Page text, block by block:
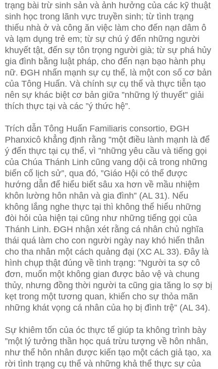
trạng bài trừ sinh sản và ảnh hưởng của các kỹ thuật
sinh học trong lãnh vực truyền sinh; từ tình trạng
thiếu nhà ở và công ăn việc làm cho đến nạn dâm ô
và lạm dụng trẻ em; từ sự chú ý đến những người
khuyết tật, đến sự tôn trọng người già; từ sự phá hủy
gia đình bằng luật pháp, cho đến nạn bạo hành phụ
nữ. ĐGH nhấn mạnh sự cụ thể, là một con số cơ bản
của Tông Huấn. Và chính sự cụ thể và thực tiễn tạo
nên sự khác biệt cơ bản giữa ”những lý thuyết” giải
thích thực tại và các ”ý thức hệ”.
Trích dẫn Tông Huấn Familiaris consortio, ĐGH
Phanxicô khẳng định rằng ”một điều lành mạnh là để
ý đến thực tại cụ thể, vì ”những yêu cầu và tiếng gọi
của Chúa Thánh Linh cũng vang dội cả trong những
biến cố lịch sử”, qua đó, ”Giáo Hội có thể được
hướng dẫn để hiểu biết sâu xa hơn về mầu nhiệm
khôn lường hôn nhân và gia đình” (AL 31). Nếu
không lắng nghe thực tại thì không thể hiểu những
đòi hỏi của hiện tại cũng như những tiếng gọi của
Thánh Linh. ĐGH nhận xét rằng cá nhân chủ nghĩa
thái quá làm cho con người ngày nay khó hiến thân
cho tha nhân một cách quảng đại (XC AL 33). Đây là
hình chụp thật đúng về tình trạng: ”Người ta sợ cô
đơn, muốn một không gian được bảo vệ và chung
thủy, nhưng đồng thời người ta cũng gia tăng lo sợ bị
kẹt trong một tương quan, khiến cho sự thỏa mãn
những khát vọng cá nhân của họ bị đình trệ” (AL 34).
Sự khiêm tốn của óc thực tế giúp ta không trình bày
”một lý tưởng thần học quá trừu tượng về hôn nhân,
như thể hôn nhân được kiến tạo một cách giả tạo, xa
rời tình trạng cụ thể và những khả thể thực sự của